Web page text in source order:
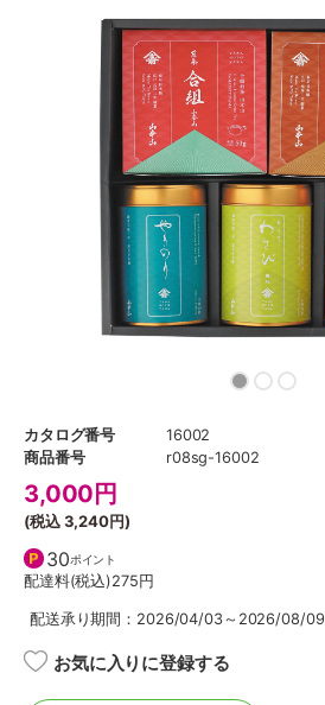
カタログ番号
16002
商品番号
r08sg-16002
3,000 円
(税込3,240円)
30ポイント
配達料(税込)275円
配送承り期間：2026/04/03～2026/08/09
お気に入りに登録する